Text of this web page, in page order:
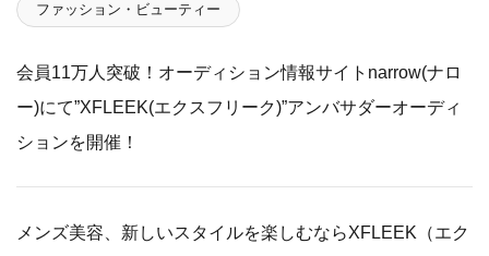
ファッション・ビューティー
会員11万人突破！オーディション情報サイトnarrow(ナロ
ー)にて”XFLEEK(エクスフリーク)”アンバサダーオーディ
ションを開催！
メンズ美容、新しいスタイルを楽しむならXFLEEK（エク